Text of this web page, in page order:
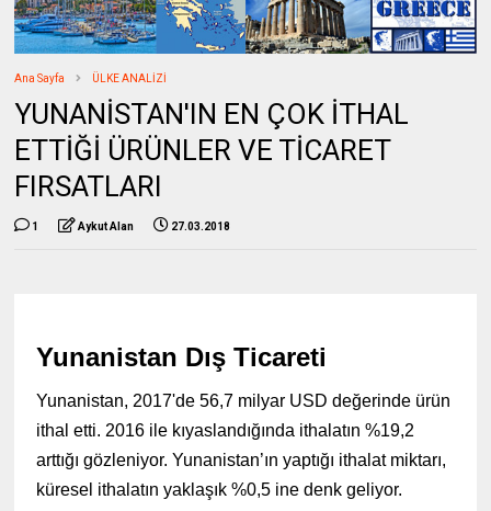
Ana Sayfa ÜLKE ANALİZİ
YUNANİSTAN'IN EN ÇOK İTHAL
ETTİĞİ ÜRÜNLER VE TİCARET
FIRSATLARI
1 Aykut Alan 27.03.2018
Yunanistan Dış Ticareti
Yunanistan, 2017'de 56,7 milyar USD değerinde ürün
ithal etti. 2016 ile kıyaslandığında ithalatın %19,2
arttığı gözleniyor. Yunanistan’ın yaptığı ithalat miktarı,
küresel ithalatın yaklaşık %0,5 ine denk geliyor.